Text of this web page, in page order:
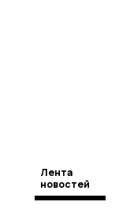
Лента
новостей